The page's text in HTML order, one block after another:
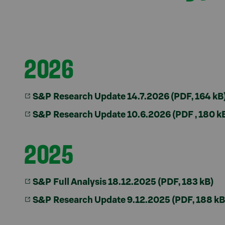
2026
S&P Research Update 14.7.2026 (PDF, 164
S&P Research Update 10.6.2026 (PDF , 180
2025
S&P Full Analysis 18.12.2025 (PDF, 183 kB)
S&P Research Update 9.12.2025 (PDF, 188